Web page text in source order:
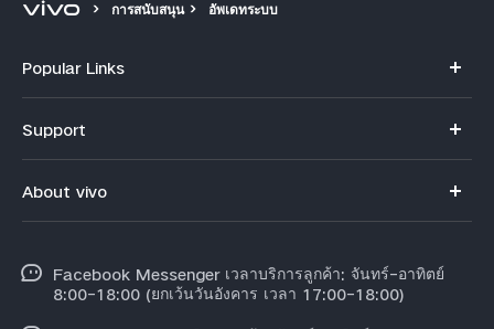
การสนับสนุน อัพเดทระบบ
Popular Links
X300
Y31 5G
Support
Funtouch OS
About vivo
ข้อมูลข่าว
สมัครงานที่ vivo
Facebook Messenger เวลาบริการลูกค้า: จันทร์-อาทิตย์
8:00-18:00 (ยกเว้นวันอังคาร เวลา 17:00-18:00)